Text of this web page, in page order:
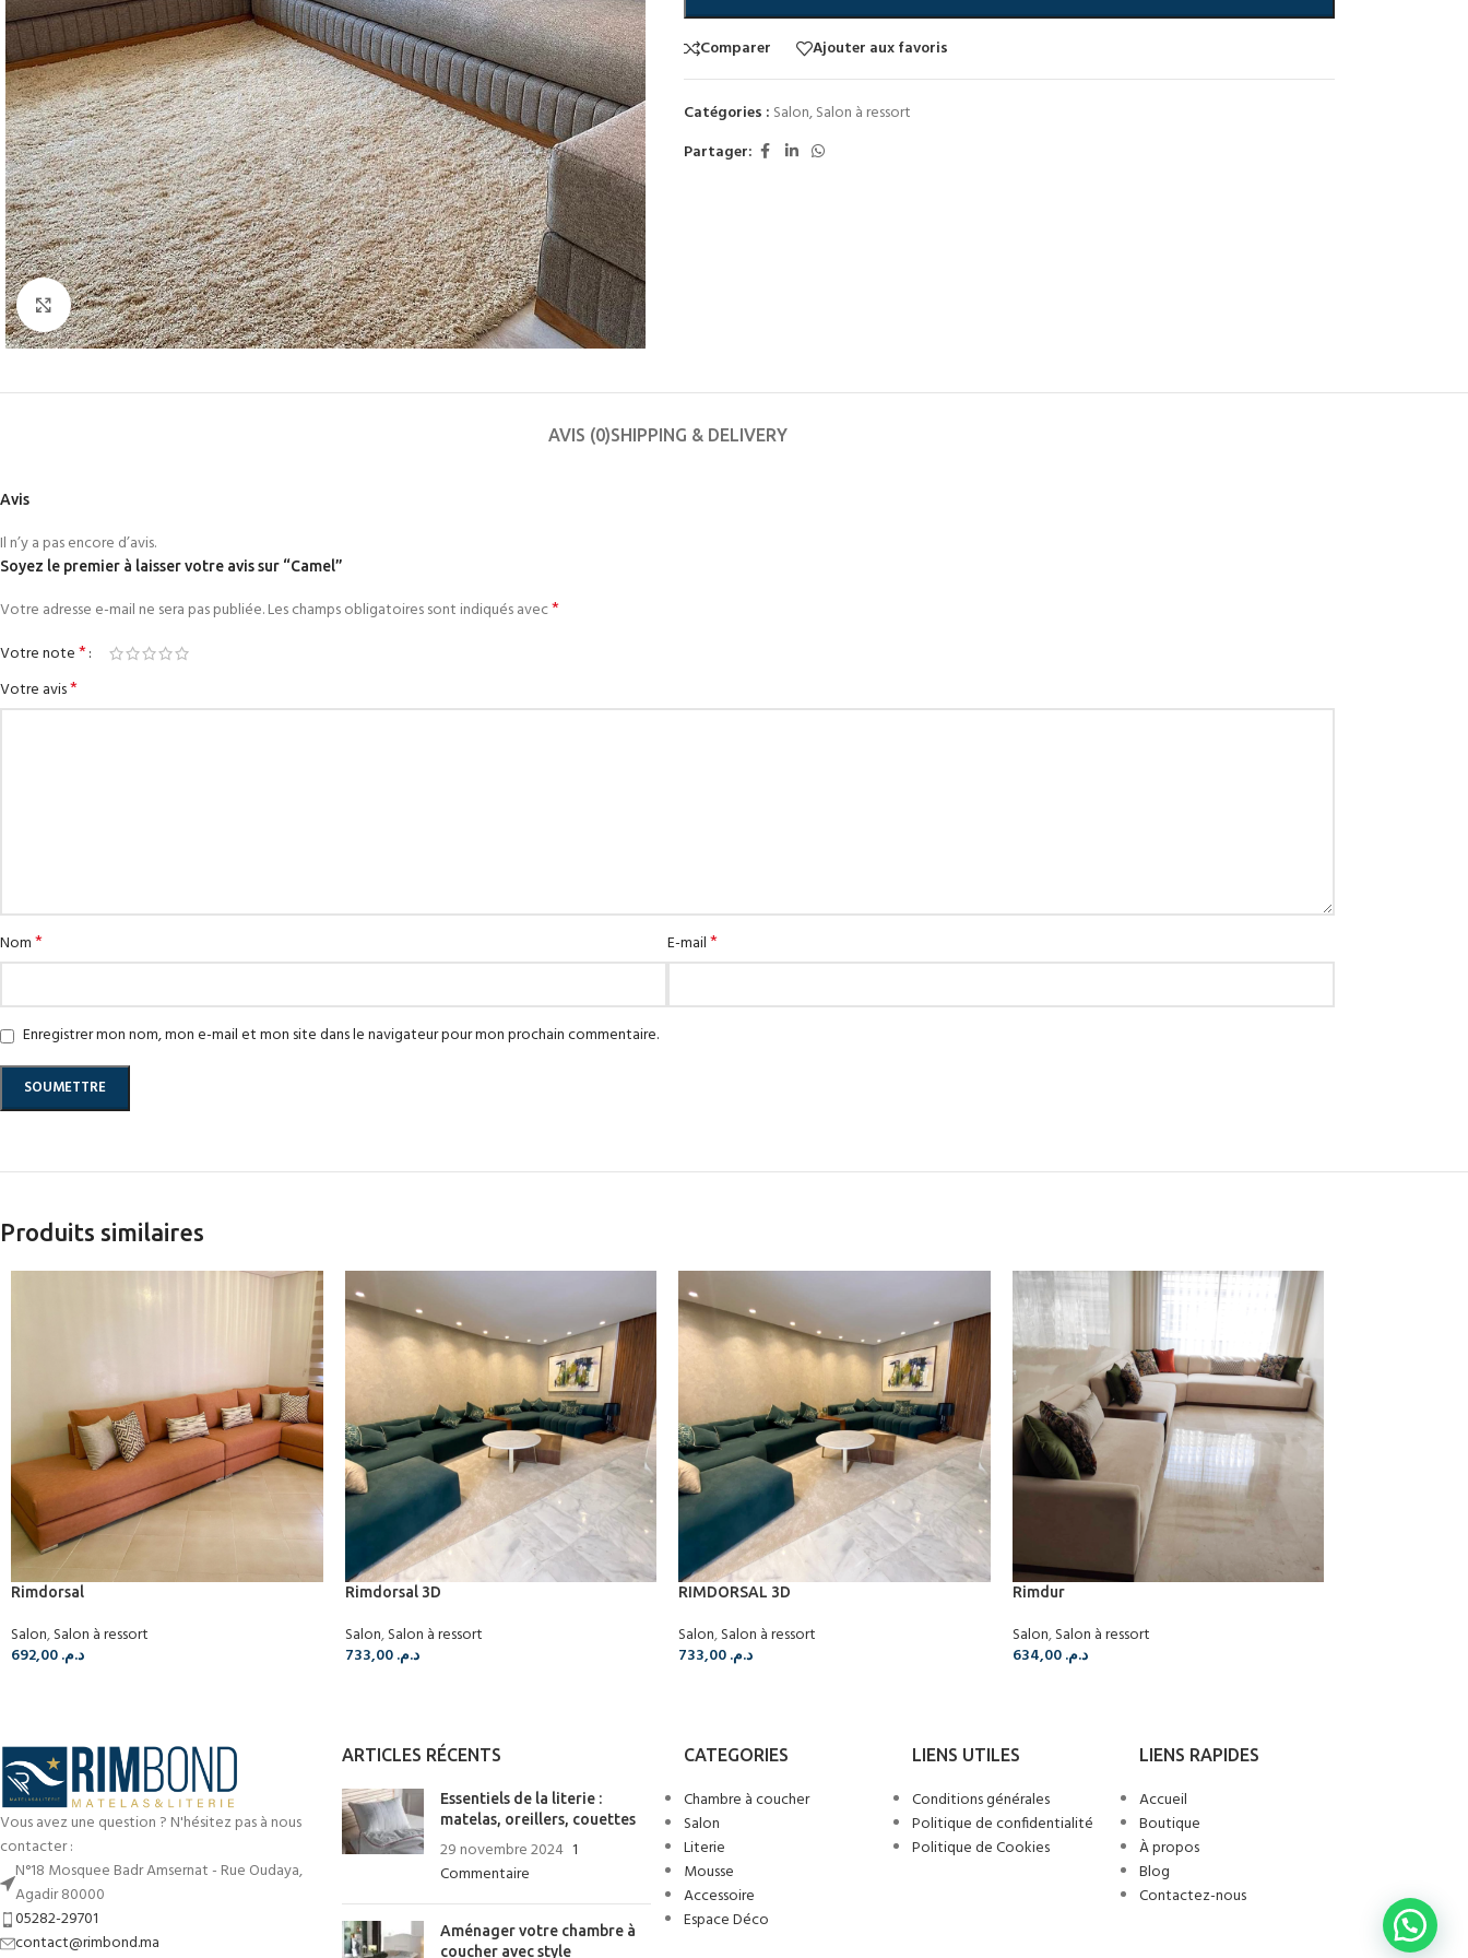
CHAMBRE ADULTE
Lit
Chevets
Commodes
Cliquez pour agrandir
Comparer Ajouter aux favoris
Catégories : Salon,Salon à ressort
Partager:
AVIS (0)SHIPPING & DELIVERY
Avis
Il n’y a pas encore d’avis.
Soyez le premier à laisser votre avis sur “Camel”
Votre adresse e-mail ne sera pas publiée.Les champs obligatoires sont indiqués avec*
Votre note*
Votre avis*
Nom* E-mail*
Enregistrer mon nom, mon e-mail et mon site dans le navigateur pour mon prochain commentaire.
Produits similaires
Rimdorsal
Salon,Salon à ressort
د.م.
Rimdorsal 3D
Salon,Salon à ressort
د.م.733,00
RIMDORSAL 3D
Salon,Salon à ressort
د.م.
Rimdur
Salon,Salon à ressort
د.م.634,00
Vous avez une question ? N'hésitez pas à nous
contacter :
N°18 Mosquee Badr Amsernat - Rue Oudaya,
Agadir 80000
05282-29701
contact@rimbond.ma
ARTICLES RÉCENTS
Essentiels de la literie :
matelas, oreillers, couettes
29 novembre 2024 1
Commentaire
Aménager votre chambre à
coucher avec style
CATEGORIES
Chambre à coucher
Salon
Literie
Mousse
Accessoire
Espace Déco
LIENS UTILES
Conditions générales
Politique de confidentialité
Politique de Cookies
LIENS RAPIDES
Accueil
Boutique
À propos
Blog
Contactez-nous